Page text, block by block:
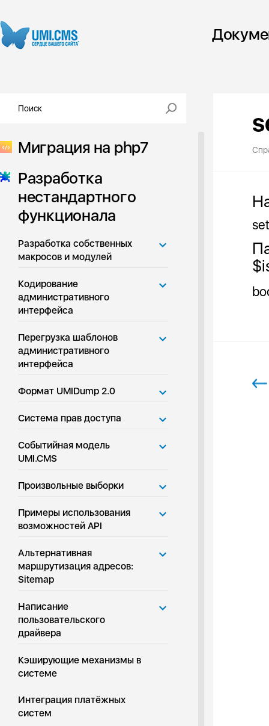
Миграция на php7
Разработка
нестандартного
функционала
Разработка собственных
макросов и модулей
Кодирование
административного
интерфейса
Перегрузка шаблонов
административного
интерфейса
Формат UMIDump 2.0
Система прав доступа
Событийная модель
UMI.CMS
Произвольные выборки
Примеры использования
возможностей API
Альтернативная
маршрутизация адресов:
Sitemap
Написание
пользовательского
драйвера
Кэширующие механизмы в
системе
Интеграция платёжных
систем